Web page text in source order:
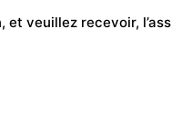
veuillez recevoir,